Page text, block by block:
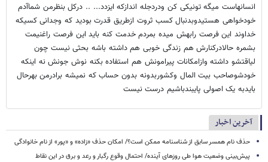
انسانهاست میگه تونیکی کن ودردجله اندازکه ایزدد... .. درکل بنظرمن شماآدم
خودخواهی هستیدوبدنبال کسب ثروت ازطریق قدرت بودید که وجدانی کسیکه
خداوند این فرصت رابهش میده بمردم خدمت کنه باید این فرصت راغنیمت
بشمره حالادرکنارش هم زندگی خوبی هم داشته باشه بحثی نیست چون
لیاقتشو داشته وازامکانات پیرامونش هم استفاده بکنه نوش جونش نه اینکه
خودشوصاحب بیت المال وکشوربدونه بدون حساب که نمیشه برادرمن بهرحال
بایدبه یک اصولی پایبندباشیم درست نیست
آخرین اخبار
حذف نام همسر سابق از شناسنامه ممکن است؟/ امکان حذف «زاده» و «پور» از نام خانوادگی
پیش‌بینی وضعیت هوا طی روزهای آینده/ احتمال وقوع رگبار و رعد و برق در این نقاط